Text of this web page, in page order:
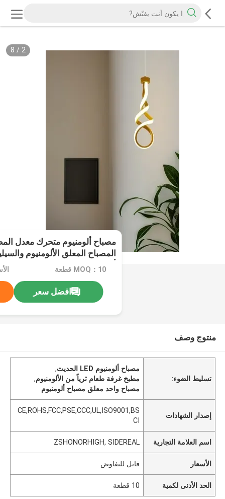
2
/
8
مصباح ألومنيوم متحرك معدل
المصباح المعلق الألومنيوم
ألومنيوم
MOQ：10 قطعة
افضل سعر
منتوج وصف
تسليط الضوء:
مصباح ألومنيوم LED الحديث
,
مطبخ غرفة طعام ثرياً من الألومنيوم,
مصباح واحد معلق مصباح ألومنيوم
إصدار الشهادات
CE,ROHS,FCC,PSE,CCC,UL,ISO9001,BS
CI
اسم العلامة التجارية ZSHONORHIGH, SIDEREAL
الأسعار قابل للتفاوض
الحد الأدنى لكمية 10 قطعة